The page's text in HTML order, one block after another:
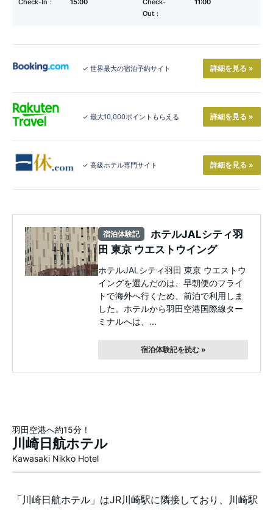
Check-In： 15:00
Check-
Out：
11:00
✓ 世界最大の宿泊予約サイト 詳細を見る »
✓ 最大10,000ポイントもらえる 詳細を見る »
✓ 高級ホテル専門サイト 詳細を見る »
宿泊体験記
ホテルJALシティ羽
田 東京 ウエストウイング
ホテルJALシティ羽田 東京 ウエストウ
イングを選んだのは、早朝便のフライ
トで海外へ行くため、前泊で利用しま
した。ホテルから羽田空港国際線ター
ミナルへは、...
宿泊体験記を読む »
羽田空港へ約15分！
川崎日航ホテル
Kawasaki Nikko Hotel
「川崎日航ホテル」はJR川崎駅に隣接しており、川崎駅